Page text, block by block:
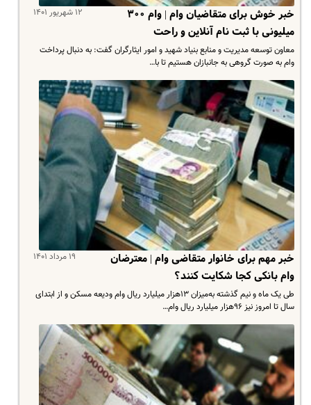
۱۲ شهریور ۱۴۰۱
خبر خوش برای متقاضیان وام | وام ۳۰۰
میلیونی با ثبت نام آنلاین و راحت
معاون توسعه مدیریت و منابع بنیاد شهید و امور ایثارگران گفت: به دنبال پرداخت
وام به صورت گروهی به جانبازان هستیم تا با…
۱۹ مرداد ۱۴۰۱
خبر مهم برای خانوار متقاضی وام | معترضان
وام بانکی کجا شکایت کنند؟
طی یک ماه و نیم گذشته به‌میزان ۱۳هزار میلیارد ریال وام ودیعه مسکن و از ابتدای
سال تا امروز نیز ۹۶هزار میلیارد ریال وام…